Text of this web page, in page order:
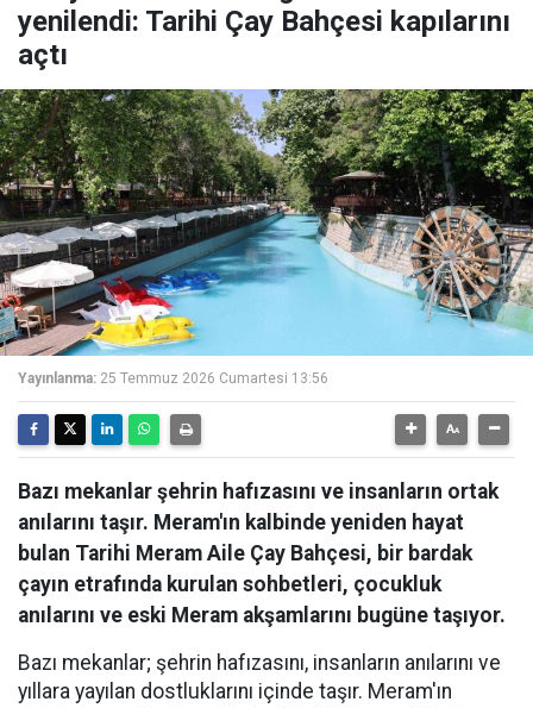
yenilendi: Tarihi Çay Bahçesi kapılarını
açtı
Yayınlanma: 25 Temmuz 2026 Cumartesi 13:56
Bazı mekanlar şehrin hafızasını ve insanların ortak
anılarını taşır. Meram'ın kalbinde yeniden hayat
bulan Tarihi Meram Aile Çay Bahçesi, bir bardak
çayın etrafında kurulan sohbetleri, çocukluk
anılarını ve eski Meram akşamlarını bugüne taşıyor.
Bazı mekanlar; şehrin hafızasını, insanların anılarını ve
yıllara yayılan dostluklarını içinde taşır. Meram'ın